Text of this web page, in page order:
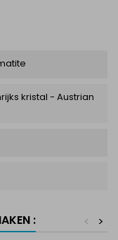
kristal - Austrian
: >
<